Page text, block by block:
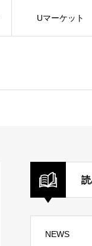
Uマーケット
NEWS